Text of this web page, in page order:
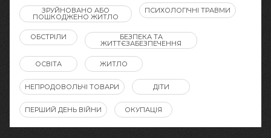
ЗРУЙНОВАНО АБО
ПОШКОДЖЕНО ЖИТЛО
ПСИХОЛОГІЧНІ ТРАВМИ
ОБСТРІЛИ БЕЗПЕКА ТА
ЖИТТЄЗАБЕЗПЕЧЕННЯ
ОСВІТА ЖИТЛО
НЕПРОДОВОЛЬЧІ ТОВАРИ ДІТИ
ПЕРШИЙ ДЕНЬ ВІЙНИ ОКУПАЦІЯ